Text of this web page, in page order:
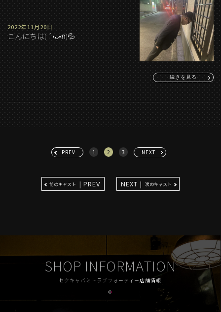
2022年11月20日
こんにちは( ´•ᴗ•ก)💦
続きを見る
PREV 1 2 3 NEXT
前のキャスト | PREV NEXT | 次のキャスト
SHOP INFORMATION
セクキャバミトラブフォーティー店舗情報